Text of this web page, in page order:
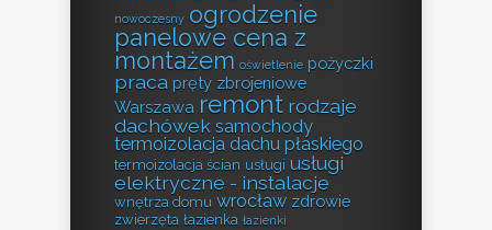
nowoczesny ogrodzenie
panelowe cena z
montażem oświetlenie pożyczki
praca pręty zbrojeniowe
Warszawa remont rodzaje
dachówek samochody
termoizolacja dachu płaskiego
termoizolacja ścian usługi usługi
elektryczne - instalacje
wnętrza domu wrocław zdrowie
zwierzęta łazienka łazienki